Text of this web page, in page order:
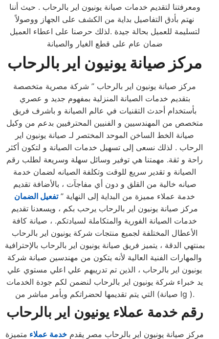
ومعرفتنا لتقديم خدمات صيانة يونيون اير بالرحاب . حيث أننا
نهتم بأدق التفاصيل بداية من الكشف على الجهاز ووصولاً
لتسليمة للعميل بحالة جيدة .لذلك حرصنا على اعطاء العميل
ضمان عام على قطع الغيار والصيانة
مركز صيانة يونيون اير بالرحاب
مركز صيانة يونيون اير بالرحاب ” شركة مصرية متخصصة
بتقديم خدمات الصيانة المنزلية بمفهوم جديد و عصري
بأستخدام أحدث التقنيات في عالم الصيانة و باشرف فريق
متخصص من المهندسيين و الفنيين المحترفيين بدعم من وكيل
صيانة الخط الساخن الموحد المختصر لـ صيانة يونيون اير
الرحاب . لذلك نسعى إلى تسهيل خدمات الصيانة و لتكون أكثر
راحة و ثقة. مهمتنا هي توفير وسائل سهلة وسريعة لطلب رقم
الصيانة و تقدير سريع للوقت وتكلفة الصيانه لضمان خدمة
صيانه خالية من القلق و دون أي مفاجآت ، بالأضافة تقديم
خدمة عملاء مميزة من البداية إلى النهاية ”تفعيل الضمان
مركز صيانة يونيون اير بالرحاب يرحب بكم ، ويسعدنا تقديم
خدمات الصيانة الفورية والمتكاملة لسيادتكم. ، صيانة كافة
الأعطال المختلفة لجميع منتجات شركة يونيون اير بالرحاب
بمنتهي الدقة ، يتميز فريق صيانة يونيون اير بالرحاب بالإحترافية
والمهارات الفنية العالية لأنه يتكون من مهندسين صيانة شركة
يونيون اير بالرحاب ، الذين تم تدريبهم علي اعلي مستوي علي
يد خبراء شركة يونيون اير بالرحاب لنضمن لكم جودة الخدمات
التي يتم تقديمها لحضراتكم وبأمر مباشر من (صيانة lg ).
رقم خدمة عملاء يونيون اير بالرحاب
مركز صيانة يونيون اير بالرحاب مصر يقدم خدمة عملاء متميزة